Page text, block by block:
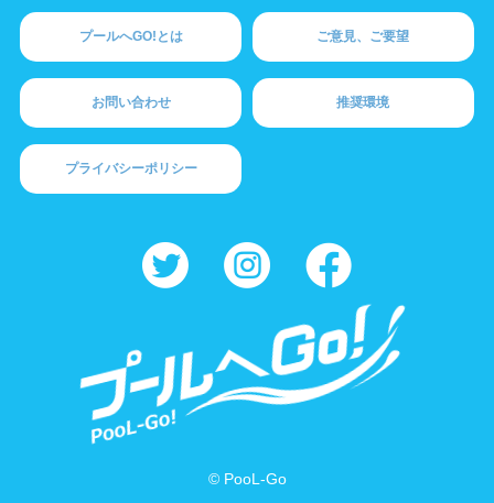
プールへGO!とは ご意見、ご要望
お問い合わせ 推奨環境
プライバシーポリシー
© PooL-Go